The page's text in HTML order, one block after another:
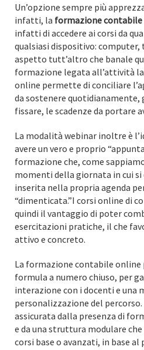
Un’opzione sempre più
infatti, la formazione
infatti di accedere ai corsi da
qualsiasi dispositivo:
aspetto tutt’altro che banale
formazione legata all’attività
online permette di conciliare
da sostenere
fissare, le scadenze da portare
La modalità webinar inoltre è
avere un vero e proprio
formazione che, come
momenti della giornata in cui si
inserita nella propria agenda
“dimenticata.”I corsi online di
quindi il vantaggio di poter
esercitazioni pratiche, il che
attivo e concreto.
La formazione contabile online
formula a numero chiuso, per
interazione con i docenti e una
personalizzazione del
assicurata dalla presenza di
e da una struttura modulare
corsi base o avanzati, in base